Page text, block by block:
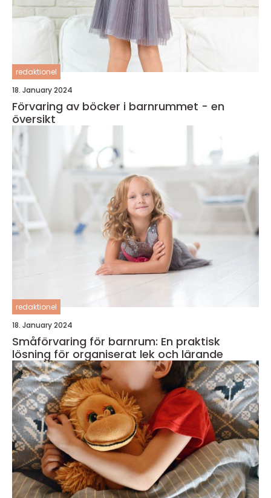
redaktionel
18. January 2024
Förvaring av böcker i barnrummet - en
översikt
redaktionel
18. January 2024
Småförvaring för barnrum: En praktisk
lösning för organiserat lek och lärande